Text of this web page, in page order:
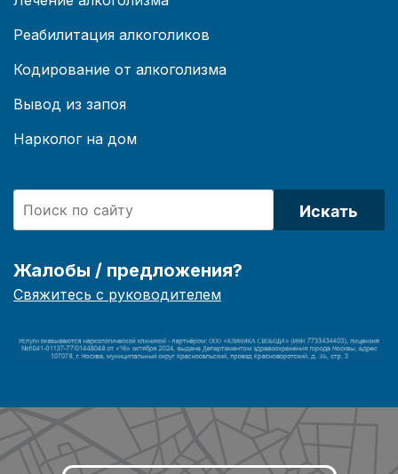
Реабилитация алкоголиков
Кодирование от алкоголизма
Вывод из запоя
Нарколог на дом
Искать
Жалобы / предложения?
Свяжитесь с руководителем